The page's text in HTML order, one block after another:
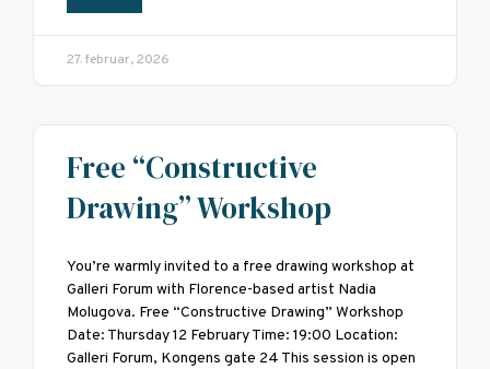
27. februar, 2026
Free “Constructive
Drawing” Workshop
You’re warmly invited to a free drawing workshop at
Galleri Forum with Florence-based artist Nadia
Molugova. Free “Constructive Drawing” Workshop
Date: Thursday 12 February Time: 19:00 Location:
Galleri Forum, Kongens gate 24 This session is open